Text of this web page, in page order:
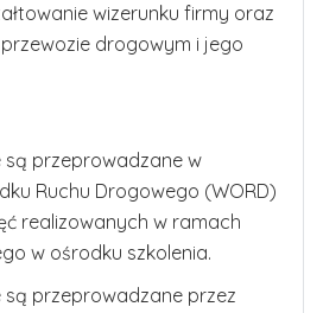
wizerunku firmy oraz
drogowym i jego
są przeprowadzane w
Ruchu Drogowego (WORD)
realizowanych w ramach
w ośrodku szkolenia.
są przeprowadzane przez